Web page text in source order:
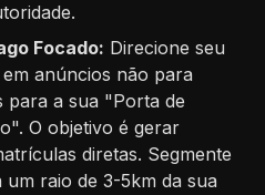
Focado: Direcione seu
anúncios não para
para a sua "Porta de
O objetivo é gerar
diretas. Segmente
raio de 3-5km da sua